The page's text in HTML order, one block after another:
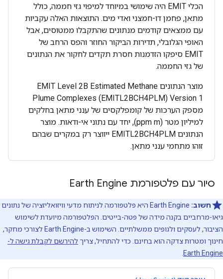
הכלי EMIT היה שימושי במיוחד למיפוי גזי חממה, כולל
מתאן, פחמן דו-חמצני ואדי מים. התוצאות האלה עקביות
עם ממצאים קודמים מנתונים שהתקבלו ממטוסים, אבל
האופי הגלובלי, תדירות הביקור החוזר והפס הרחב של
EMIT סיפקו הזדמנות חסרת תקדים לחקור את הנתונים
של גזי החממה.
מוצר הנתונים EMIT Level 2B Estimated Methane
Plume Complexes (EMITL2BCH4PLM) Version 1
מספק הערכות של קומפלקסים של ענני מתאן בחלקים
למיליון מטר (ppm m), יחד עם נתוני אי-ודאות. מוצר
הנתונים EMITL2BCH4PLM ייווצר רק במקרים שבהם
זוהו מתחמי ענני מתאן.
סיור עם פלטפורמת Earth Engine
חשוב:
‫Earth Engine היא פלטפורמה לניתוח מדעי וויזואליזציה של נתונים
גיאו-מרחביים בקנה מידה של פטה-בייטים. הפלטפורמה מיועדת לשימוש
הציבור, לעסקים ולגופים ממשלתיים. השימוש ב-Earth Engine לצורכי מחקר,
חינוך ומטרות צדקה הוא בחינם. כדי להתחיל, צריך להירשם לקבלת גישה ל-
Earth Engine